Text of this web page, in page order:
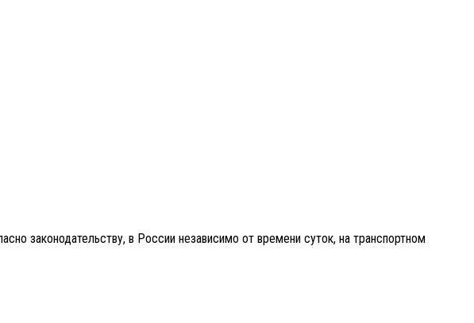
законодательству, в России независимо от времени суток, на транспортном